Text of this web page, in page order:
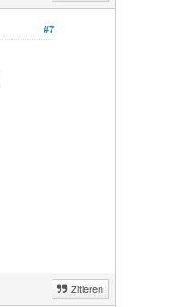
#7
Zitieren